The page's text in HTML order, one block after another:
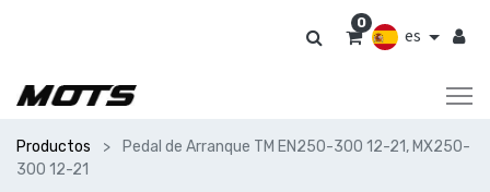
es
0
Productos
Pedal de Arranque TM EN250-300 12-21, MX250-
300 12-21